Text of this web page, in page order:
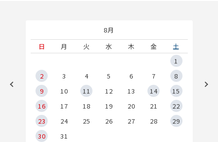
8月
日
月 火 水 木 金
土
1
2
3 4 5 6 7
8
9
10 11 12 13 14
15
16
17 18 19 20 21
22
23
24 25 26 27 28
29
30
31